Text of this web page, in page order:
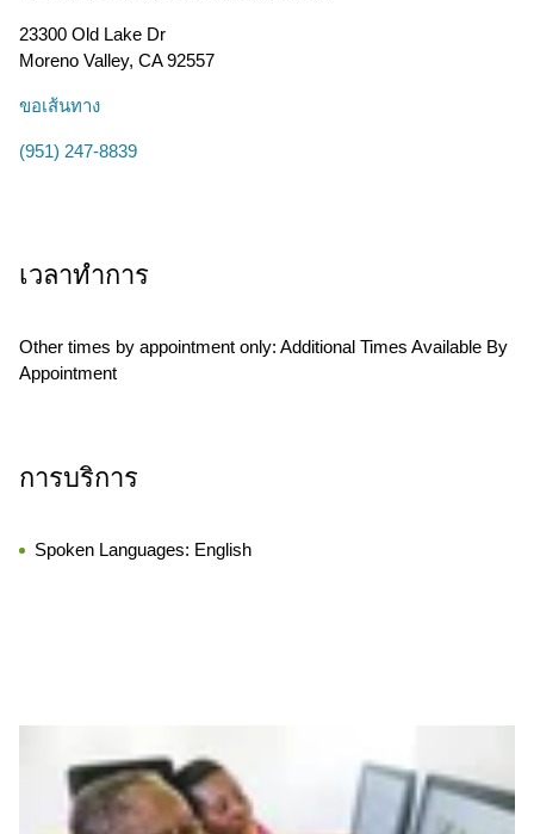
23300 Old Lake Dr
Moreno Valley, CA92557
ขอเส้นทาง
(951) 247-8839
เวลาทำการ
Other times by appointment only: Additional Times Available By
Appointment
การบริการ
Spoken Languages: English